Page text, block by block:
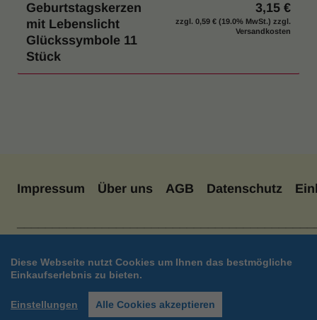
Geburtstagskerzen
mit Lebenslicht
Glückssymbole 11
Stück
3,15 €
zzgl. 0,59 € (19.0% MwSt.) zzgl.
Versandkosten
Impressum Über uns AGB Datenschutz
Shop erstellt mit VersaCommerce.
Diese Webseite nutzt Cookies um Ihnen das bestmögliche
Einkaufserlebnis zu bieten.
Einstellungen Alle Cookies akzeptieren